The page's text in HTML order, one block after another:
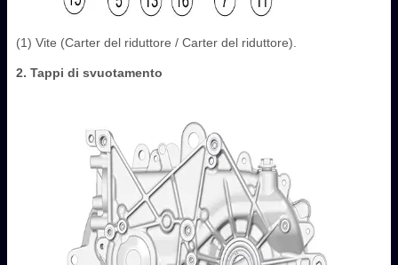
(1) Vite (Carter del riduttore / Carter del riduttore).
2. Tappi di svuotamento